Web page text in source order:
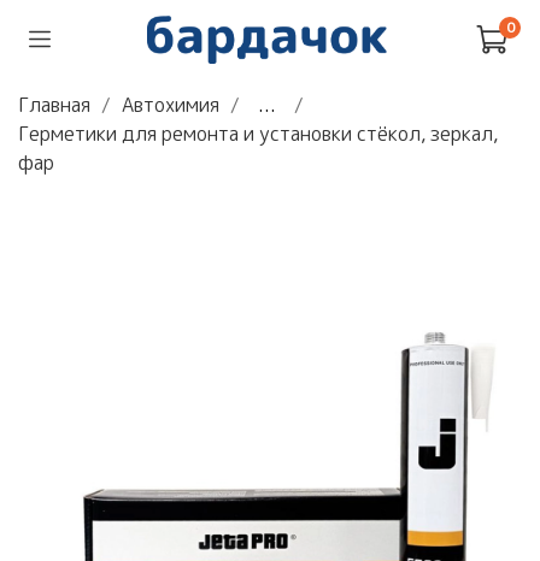
0
Главная Автохимия
...
Герметики для ремонта и установки стёкол, зеркал,
фар